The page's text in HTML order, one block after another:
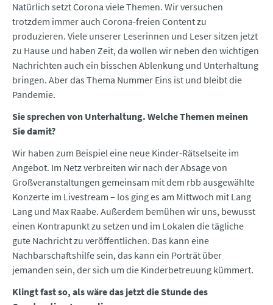
Natürlich setzt Corona viele Themen. Wir versuchen
trotzdem immer auch Corona-freien Content zu
produzieren. Viele unserer Leserinnen und Leser sitzen jetzt
zu Hause und haben Zeit, da wollen wir neben den wichtigen
Nachrichten auch ein bisschen Ablenkung und Unterhaltung
bringen. Aber das Thema Nummer Eins ist und bleibt die
Pandemie.
Sie sprechen von Unterhaltung. Welche Themen meinen
Sie damit?
Wir haben zum Beispiel eine neue Kinder-Rätselseite im
Angebot. Im Netz verbreiten wir nach der Absage von
Großveranstaltungen gemeinsam mit dem rbb ausgewählte
Konzerte im Livestream – los ging es am Mittwoch mit Lang
Lang und Max Raabe. Außerdem bemühen wir uns, bewusst
einen Kontrapunkt zu setzen und im Lokalen die tägliche
gute Nachricht zu veröffentlichen. Das kann eine
Nachbarschaftshilfe sein, das kann ein Porträt über
jemanden sein, der sich um die Kinderbetreuung kümmert.
Klingt fast so, als wäre das jetzt die Stunde des